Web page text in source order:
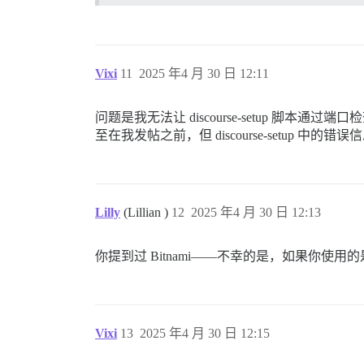
Vixi 2025 年4 月 30 日 12:11
11
问题是我无法让 discourse-setup 脚本通过端
至在我发帖之前，但 discourse-setup 中的错
Lilly (Lillian ) 2025 年4 月 30 日 12:13
12
你提到过 Bitnami——不幸的是，如果你使用的
Vixi 2025 年4 月 30 日 12:15
13